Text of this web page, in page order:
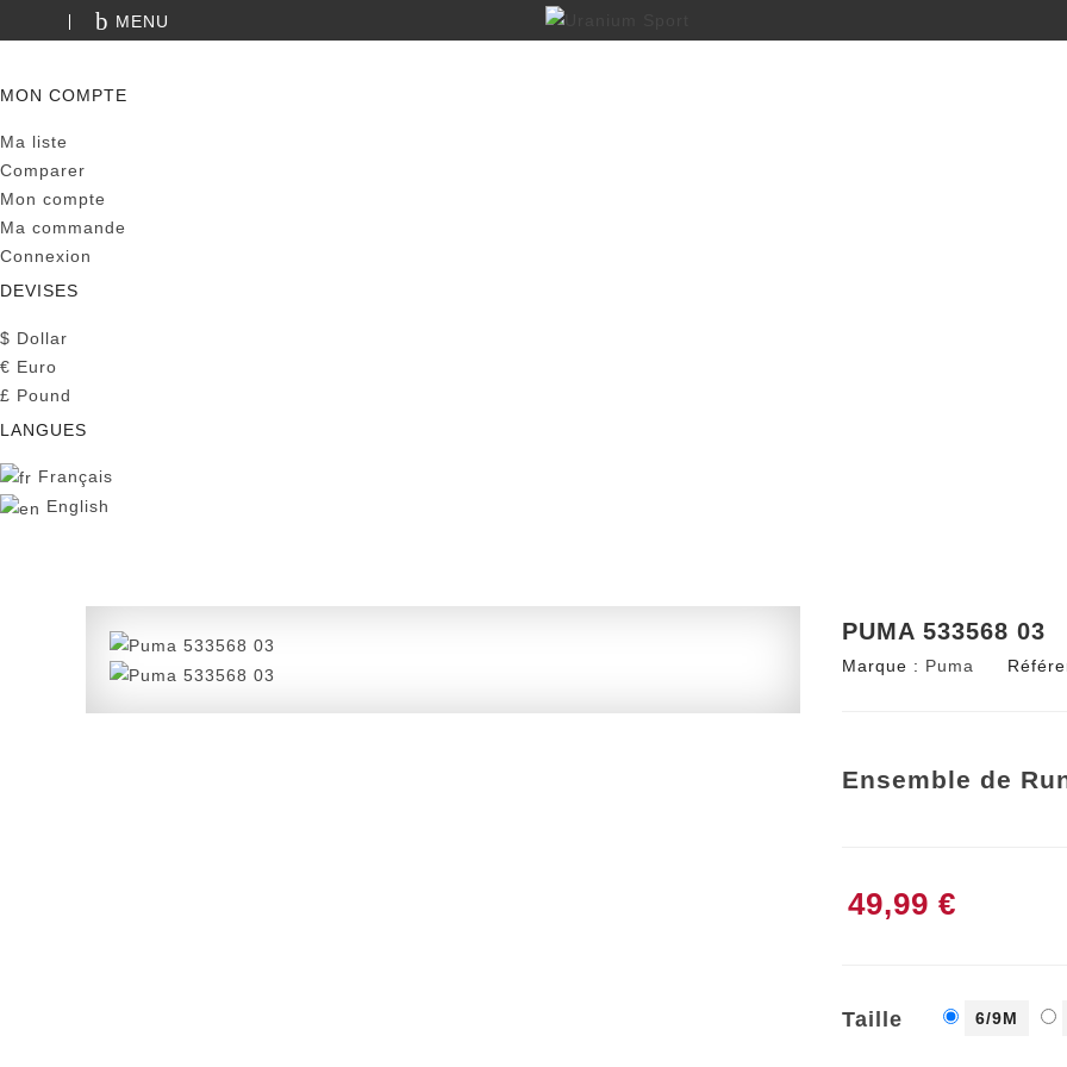
MENU
MON COMPTE
Ma liste
Comparer
Mon compte
Ma commande
Connexion
DEVISES
$ Dollar
€ Euro
£ Pound
LANGUES
Français
English
PUMA 533568 03
Marque : Puma
Ensemble de
49,99 €
Taille 6/9M